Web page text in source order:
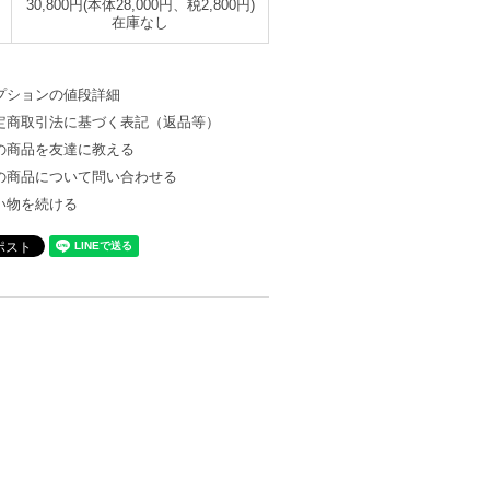
30,800円(本体28,000円、税2,800円)
在庫なし
ションの値段詳細
商取引法に基づく表記（返品等）
商品を友達に教える
商品について問い合わせる
物を続ける